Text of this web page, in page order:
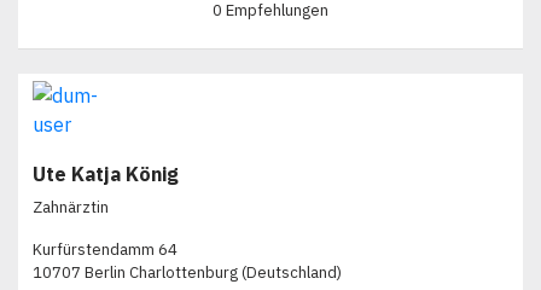
0 Empfehlungen
Ute Katja König
Zahnärztin
Kurfürstendamm 64
10707 Berlin Charlottenburg (Deutschland)